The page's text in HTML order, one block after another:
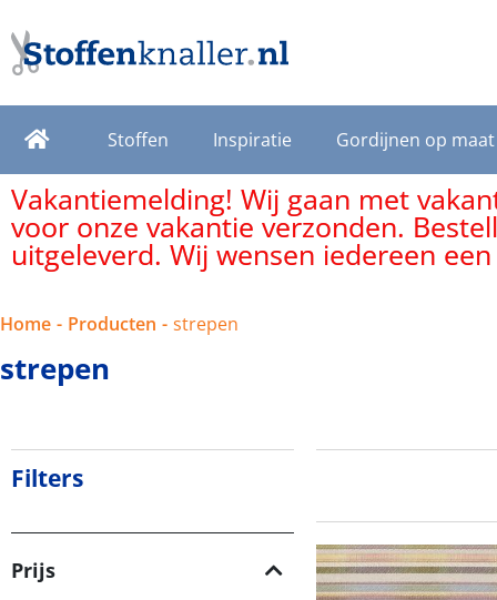
Stoffen Inspiratie Gordijnen op maat
Vakantiemelding! Wij gaan met
voor onze vakantie verzonden.
uitgeleverd. Wij wensen iedereen
Home - Producten - strepen
strepen
Filters
Prijs